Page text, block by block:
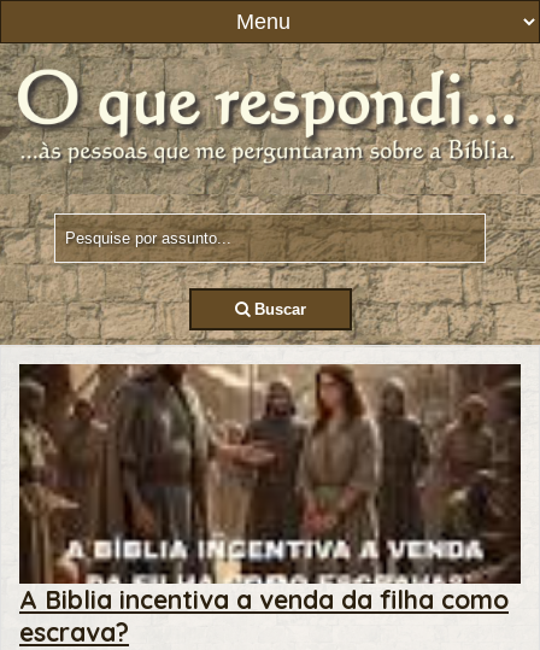
Buscar
A Biblia incentiva a venda da filha como
escrava?